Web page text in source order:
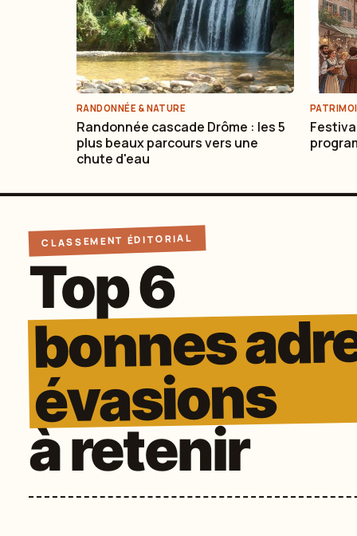
RANDONNÉE & NATURE
Randonnée cascade Drôme : les 5
plus beaux parcours vers une
chute d'eau
CLASSEMENT ÉDITORIAL
Top 6
bonnes
évasions
à retenir